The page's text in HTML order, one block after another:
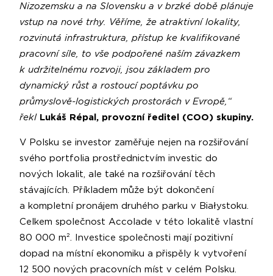
Nizozemsku a na Slovensku a v brzké době plánuje
vstup na nové trhy. Věříme, že atraktivní lokality,
rozvinutá infrastruktura, přístup ke kvalifikované
pracovní síle, to vše podpořené naším závazkem
k udržitelnému rozvoji, jsou základem pro
dynamický růst a rostoucí poptávku po
průmyslově-logistických prostorách v Evropě,“
řekl Lukáš Répal, provozní ředitel (COO) skupiny.
V Polsku se investor zaměřuje nejen na rozšiřování
svého portfolia prostřednictvím investic do
nových lokalit, ale také na rozšiřování těch
stávajících. Příkladem může být dokončení
a kompletní pronájem druhého parku v Białystoku.
Celkem společnost Accolade v této lokalitě vlastní
80 000 m². Investice společnosti mají pozitivní
dopad na místní ekonomiku a přispěly k vytvoření
12 500 nových pracovních míst v celém Polsku.